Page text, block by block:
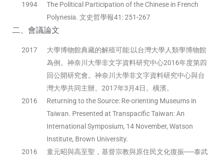
1994
The Political Participation of the Chinese in French
Polynesia. 文史哲學報41: 251-267
二、會議論文
2017
大學博物館典藏的解殖可能:以台灣大學人類學博物館
為例。神奈川大學非文字資料研究中心2016年度第四
回公開研究會。神奈川大學非文字資料研究中心與台
灣大學共同主辦。2017年3月4日。橫濱。
2016
Returning to the Source: Re-orienting Museums in
Taiwan. Presented at Transpacific Taiwan: An
International Symposium, 14 November, Watson
Institute, Brown University.
2016
童元昭與高至聖，基督宗教與原住民文化復振──泰武